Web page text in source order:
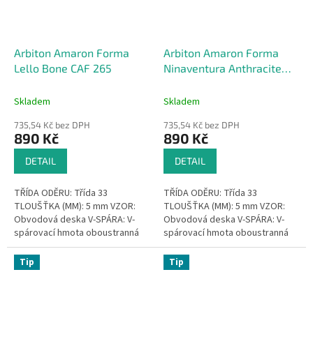
Arbiton Amaron Forma
Lello Bone CAF 265
Skladem
735,54 Kč bez DPH
890 Kč
DETAIL
TŘÍDA ODĚRU: Třída 33
TLOUŠŤKA (MM): 5 mm VZOR:
Obvodová deska V-SPÁRA: V-
spárovací hmota oboustranná
VODOTĚSNÝ: Voděodolnost
ŽÁDNÉ...
Arbiton Amaron Forma
Ninaventura Anthracite
Skladem
735,54 Kč bez DPH
890 Kč
DETAIL
TŘÍDA ODĚRU: Třída 33
TLOUŠŤKA (MM): 5 mm VZOR:
Obvodová deska V-SPÁRA: V-
spárovací hmota oboustranná
VODOTĚSNÝ: Voděodolnost
ŽÁDNÉ...
Tip Tip